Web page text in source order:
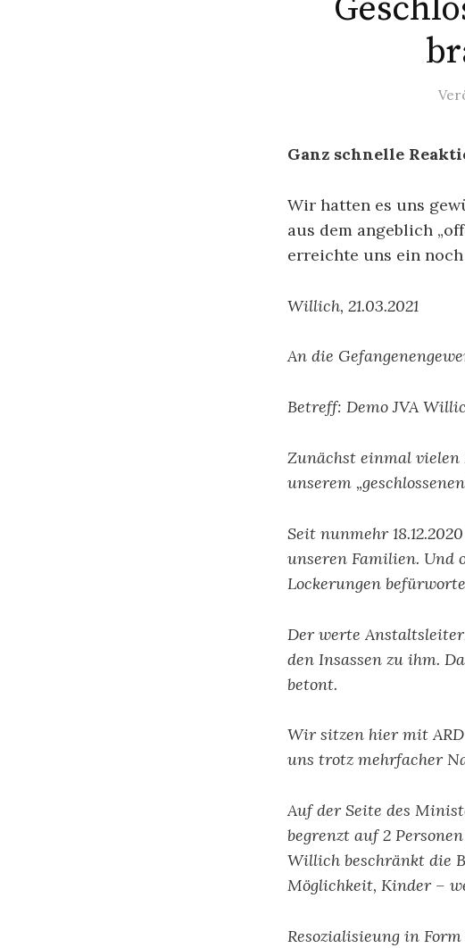
Ganz schnelle
Wir hatten es uns
aus dem angeblich
erreichte uns ein
Willich, 21.03.2021
An die
Betreff: Demo JVA
Zunächst einmal
unserem
Seit nunmehr
unseren Familien. Und
Lockerungen
Der werte
den Insassen zu ihm.
betont.
Wir sitzen hier mit
uns trotz mehrfacher
Auf der Seite des
begrenzt auf 2
Willich beschränkt die
Möglichkeit, Kinder –
Resozialisieung in